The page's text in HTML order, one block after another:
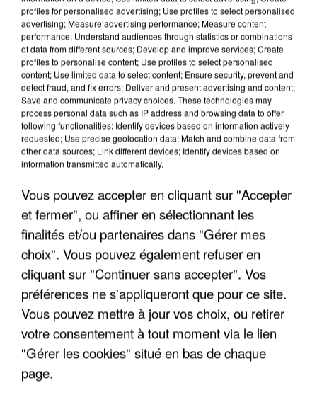
UN SECOND CADRE DE LA DZ MAFIA
INTERPELLÉ EN ALGÉRIE
profiles for personalised advertising; Use profiles to select personalised
advertising; Measure advertising performance; Measure content
performance; Understand audiences through statistics or combinations
of data from different sources; Develop and improve services; Create
profiles to personalise content; Use profiles to select personalised
content; Use limited data to select content; Ensure security, prevent and
detect fraud, and fix errors; Deliver and present advertising and content;
Save and communicate privacy choices. These technologies may
process personal data such as IP address and browsing data to offer
following functionalities: Identify devices based on information actively
requested; Use precise geolocation data; Match and combine data from
other data sources; Link different devices; Identify devices based on
information transmitted automatically.
Vous pouvez accepter en cliquant sur "Accepter
et fermer", ou affiner en sélectionnant les
finalités et/ou partenaires dans "Gérer mes
choix". Vous pouvez également refuser en
cliquant sur "Continuer sans accepter". Vos
préférences ne s'appliqueront que pour ce site.
Vous pouvez mettre à jour vos choix, ou retirer
votre consentement à tout moment via le lien
"Gérer les cookies" situé en bas de chaque
page.